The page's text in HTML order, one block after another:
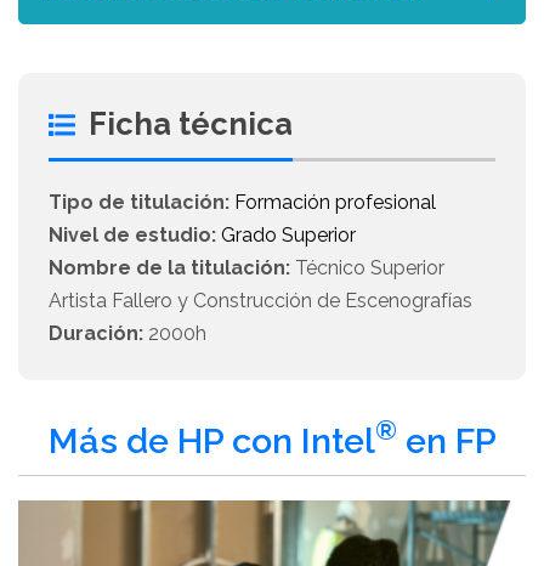
Ficha técnica
Tipo de titulación: Formación profesional
Nivel de estudio: Grado Superior
Nombre de la titulación: Técnico Superior
Artista Fallero y Construcción de Escenografías
Duración: 2000h
Más de HP con Intel® en FP